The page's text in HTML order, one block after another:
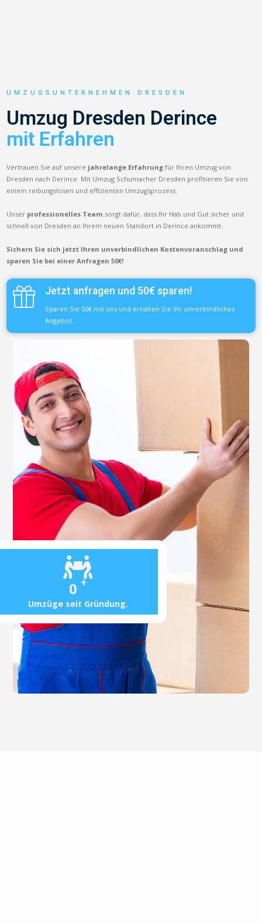
0 +
Umzüge seit Gründung.
UMZUGSUNTERNEHMEN DRESDEN
Umzug Dresden Derince
mit Erfahren
Vertrauen Sie auf unsere jahrelange Erfahrung für Ihren Umzug von
Dresden nach Derince. Mit Umzug Schumacher Dresden profitieren Sie von
einem reibungslosen und effizienten Umzugsprozess.
Unser professionelles Team sorgt dafür, dass Ihr Hab und Gut sicher und
schnell von Dresden an Ihrem neuen Standort in Derince ankommt.
Sichern Sie sich jetzt Ihren unverbindlichen Kostenvoranschlag und
sparen Sie bei einer Anfragen 50€!
Jetzt anfragen und 50€ sparen!
Sparen Sie 50€ mit uns und erhalten Sie Ihr unverbindliches
Angebot.